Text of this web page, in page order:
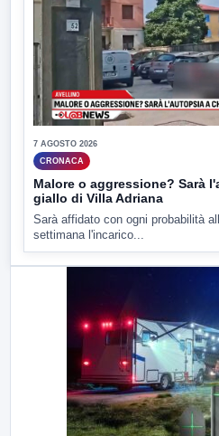
7 AGOSTO 2026
CRONACA
Malore o aggressione? Sarà
giallo di Villa Adriana
Sarà affidato con ogni probabilità
settimana l'incarico...